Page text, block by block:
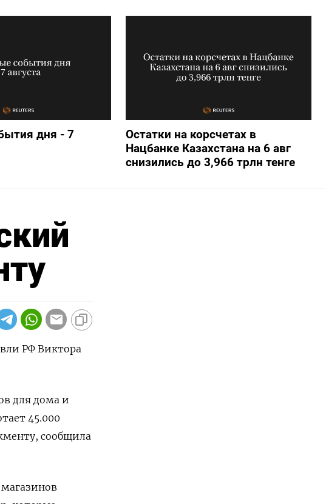
дня - 7
Остатки на корсчетах в
Нацбанке Казахстана на 6 авг
снизились до 3,966 трлн тенге
РФ Виктора
для дома и
45.000
сообщила